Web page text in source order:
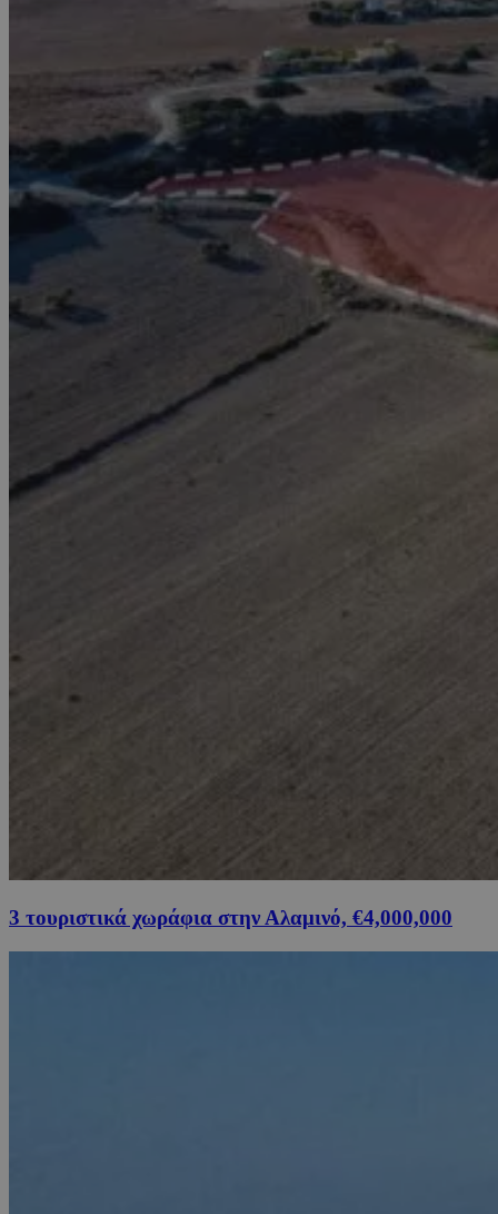
3 τουριστικά χωράφια στην Αλαμινό, €4,000,000